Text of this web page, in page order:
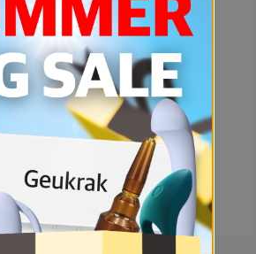
예상치 못한 에러입니다.